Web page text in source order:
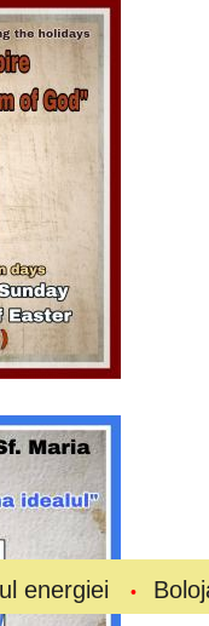
Bolojan a